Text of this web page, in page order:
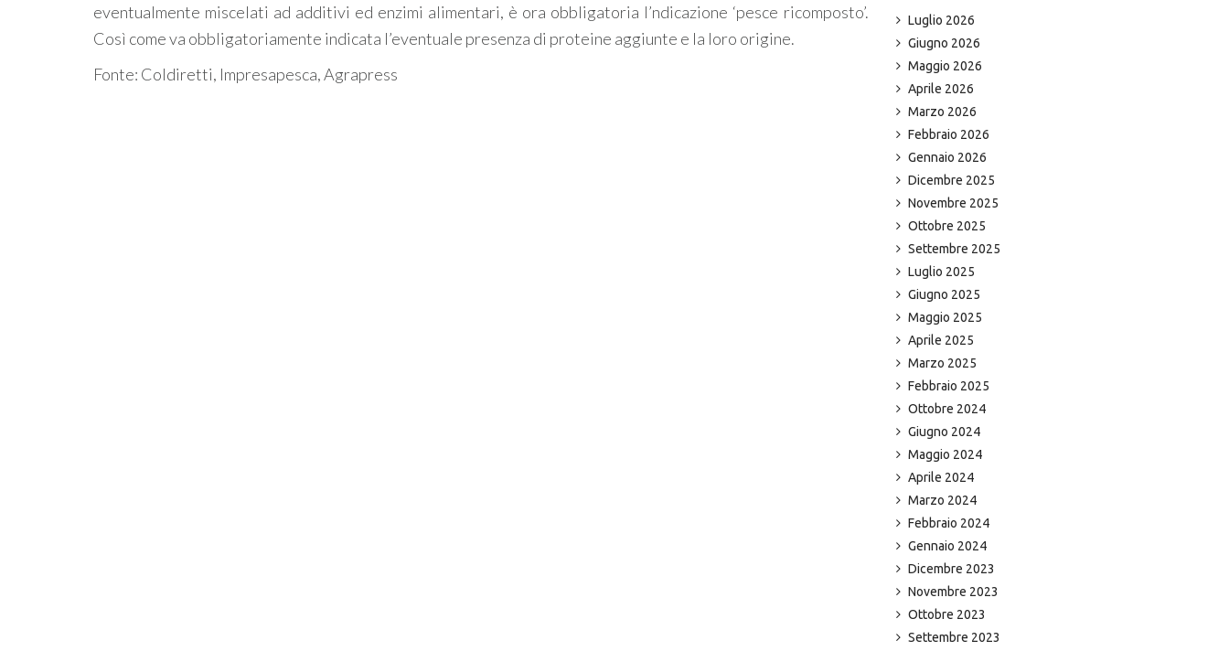
eventualmente miscelati ad additivi ed enzimi alimentari, è ora obbligatoria l’ndicazione ‘pesce ricomposto’.
Così come va obbligatoriamente indicata l’eventuale presenza di proteine aggiunte e la loro origine.
Fonte: Coldiretti, Impresapesca, Agrapress
Luglio 2026
Giugno 2026
Maggio 2026
Aprile 2026
Marzo 2026
Febbraio 2026
Gennaio 2026
Dicembre 2025
Novembre 2025
Ottobre 2025
Settembre 2025
Luglio 2025
Giugno 2025
Maggio 2025
Aprile 2025
Marzo 2025
Febbraio 2025
Ottobre 2024
Giugno 2024
Maggio 2024
Aprile 2024
Marzo 2024
Febbraio 2024
Gennaio 2024
Dicembre 2023
Novembre 2023
Ottobre 2023
Settembre 2023